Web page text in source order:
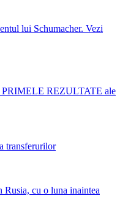
lui Schumacher. Vezi
PRIMELE REZULTATE ale
transferurilor
Rusia, cu o luna inaintea